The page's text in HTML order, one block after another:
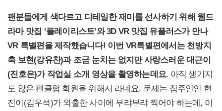
팬분들에게 색다르고 디테일한 재미를 선사하기 위해 웹드
라마 맛집 ‘플레이리스트’와 3D VR 맛집 유플러스가 만나
VR 특별편을 제작했습니다! 이번 VR특별편에서는 천방지
축 보현(강유찬)과 조금 눈치는 없지만 사랑스러운 대근이
(진호은)가 작업실 소개 영상을 촬영하는데요. 아직 생기지
도 않은 팬클럽 회원을 위해서 라네요. 문제는 집주인인 현
진이(김우석)가 외출한 사이에 부랴부랴 찍어야 하는데, 이